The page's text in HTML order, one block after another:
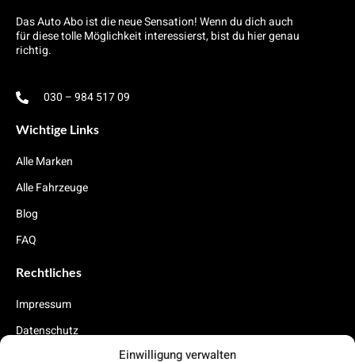
Einwilligung verwalten
Das Auto Abo ist die neue Sensation! Wenn du dich auch
für diese tolle Möglichkeit interessierst, bist du hier genau
richtig.
030 – 984 517 09
Wichtige Links
Alle Marken
Alle Fahrzeuge
Blog
FAQ
Rechtliches
Impressum
Datenschutz